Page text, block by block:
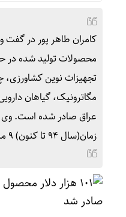
کامران طاهر پور در گفت
محصولات تولید شده در
تجهیزات نوین کشاورزی،
مگاترونیک، گیاهان
عراق صادر شده است. وی
زمان(سال ۹۴ تا کنون) ۹ میلیارد و ۴۳۱ […]